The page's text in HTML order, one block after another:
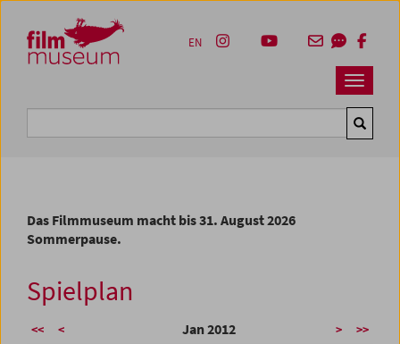
Zum Inhalt
Zum Hauptmenü
Zur Servicenavigation
Zum Suche
Navbar
EN
Das Filmmuseum macht bis 31. August 2026
Sommerpause.
Spielplan
<< < Jan 2012 > >>